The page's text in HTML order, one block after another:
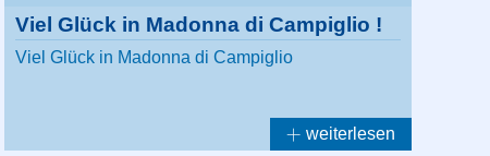
Viel Glück in Madonna di Campiglio !
Viel Glück in Madonna di Campiglio
weiterlesen